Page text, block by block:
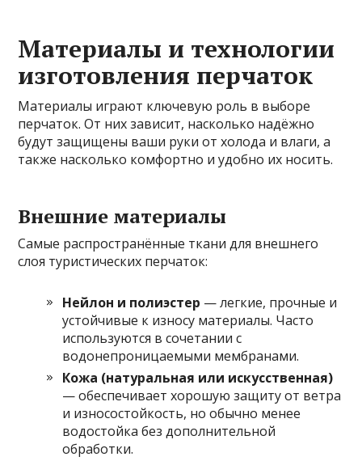
Материалы и технологии
изготовления перчаток
Материалы играют ключевую роль в выборе
перчаток. От них зависит, насколько надёжно
будут защищены ваши руки от холода и влаги, а
также насколько комфортно и удобно их носить.
Внешние материалы
Самые распространённые ткани для внешнего
слоя туристических перчаток:
Нейлон и полиэстер — легкие, прочные и
устойчивые к износу материалы. Часто
используются в сочетании с
водонепроницаемыми мембранами.
Кожа (натуральная или искусственная)
— обеспечивает хорошую защиту от ветра
и износостойкость, но обычно менее
водостойка без дополнительной
обработки.